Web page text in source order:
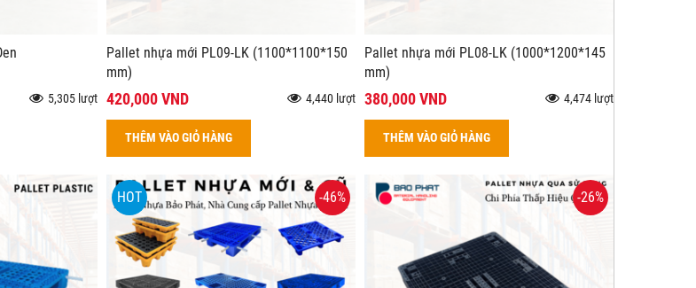
5,305 lượt
Pallet nhựa mới PL09-LK (1100*1100*150
mm)
420,000 VND 4,440 lượt
THÊM VÀO GIỎ HÀNG
Pallet nhựa mới PL08-LK (1000*1200*145
mm)
380,000 VND 4,474 lượt
THÊM VÀO GIỎ HÀNG
-46%
HOT -26%